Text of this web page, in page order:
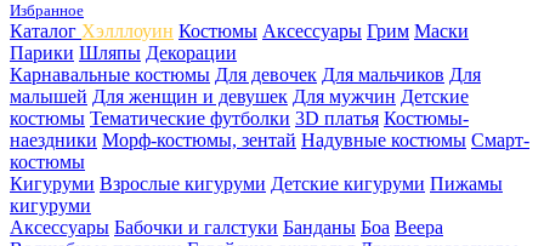
Избранное
Каталог Хэлллоуин Костюмы Аксессуары Грим Маски
Парики Шляпы Декорации
Карнавальные костюмы Для девочек Для мальчиков Для
малышей Для женщин и девушек Для мужчин Детские
костюмы Тематические футболки 3D платья Костюмы-
наездники Морф-костюмы, зентай Надувные костюмы Смарт-
костюмы
Кигуруми Взрослые кигуруми Детские кигуруми Пижамы
кигуруми
Аксессуары Бабочки и галстуки Банданы Боа Веера